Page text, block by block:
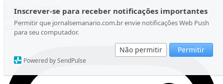
Inscrever-se para receber notificações importantes
Permitir que jornalsemanario.com.br envie notificações Web Push
para seu computador.
Não permitir Permitir
Powered by SendPulse
Ir para o conteúdo
Sexta-feira, 07 de Agosto de 2026
Instagram